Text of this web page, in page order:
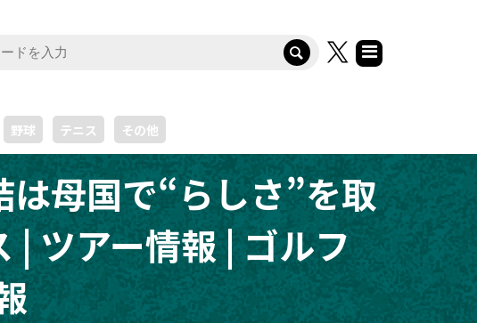
野球 テニス その他
母国で“らしさ”を取
ツアー情報 | ゴルフ